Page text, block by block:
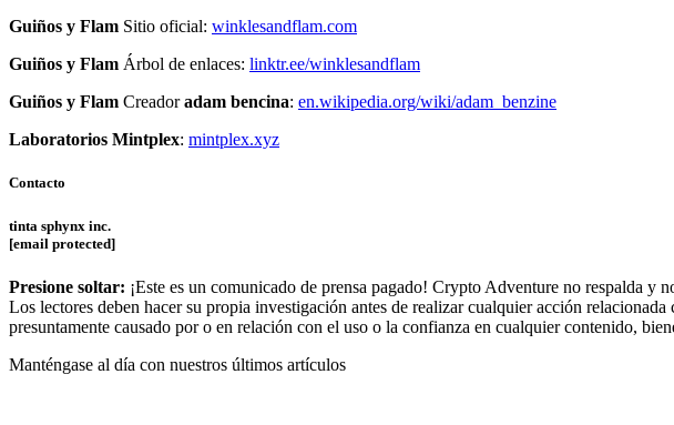
Guiños y Flam Sitio oficial: winklesandflam.com
Guiños y Flam Árbol de enlaces: linktr.ee/winklesandflam
Guiños y Flam Creadoradam bencina: en.wikipedia.org/wiki/adam_benzine
Laboratorios Mintplex: mintplex.xyz
Contacto
tinta sphynx inc.
[email protected]
Presione soltar: ¡Este es un comunicado de prensa pagado! Crypto Adventure no respalda y
Los lectores deben hacer su propia investigación antes de realizar cualquier acción
presuntamente causado por o en relación con el uso o la confianza en cualquier contenido,
Manténgase al día con nuestros últimos artículos